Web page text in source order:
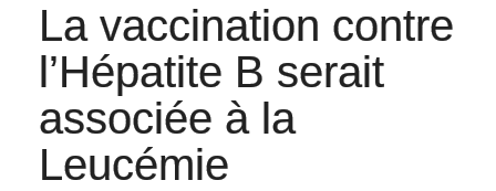
La vaccination contre
l’Hépatite B serait
associée à la
Leucémie